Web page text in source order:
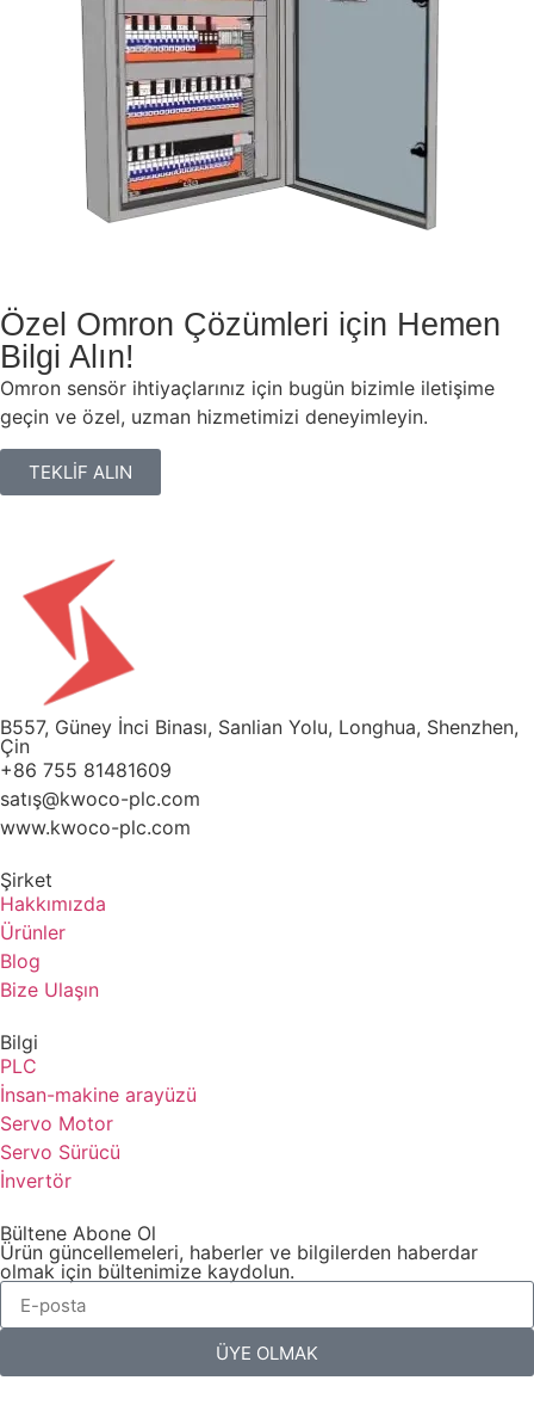
Özel Omron Çözümleri için Hemen
Bilgi Alın!
Omron sensör ihtiyaçlarınız için bugün bizimle iletişime
geçin ve özel, uzman hizmetimizi deneyimleyin.
TEKLİF ALIN
B557, Güney İnci Binası, Sanlian Yolu, Longhua, Shenzhen,
Çin
+86 755 81481609
satış@kwoco-plc.com
www.kwoco-plc.com
Şirket
Hakkımızda
Ürünler
Blog
Bize Ulaşın
Bilgi
PLC
İnsan-makine arayüzü
Servo Motor
Servo Sürücü
İnvertör
Bültene Abone Ol
Ürün güncellemeleri, haberler ve bilgilerden haberdar
olmak için bültenimize kaydolun.
ÜYE OLMAK